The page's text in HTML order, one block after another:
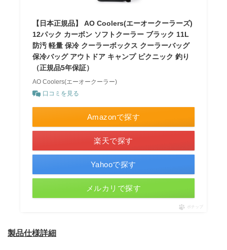
【日本正規品】 AO Coolers(エーオークーラーズ)
12パック カーボン ソフトクーラー ブラック 11L
防汚 軽量 保冷 クーラーボックス クーラーバッグ
保冷バッグ アウトドア キャンプ ピクニック 釣り
（正規品5年保証）
AO Coolers(エーオークーラー)
口コミを見る
Amazonで探す
楽天で探す
Yahooで探す
メルカリで探す
ポチップ
製品仕様詳細